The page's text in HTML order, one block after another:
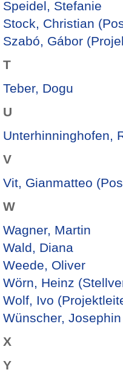
Speidel, Stefanie
Stock, Christian
Szabó, Gábor
T
Teber, Dogu
U
Unterhinninghofen,
V
Vit, Gianmatteo
W
Wagner, Martin
Wald, Diana
Weede, Oliver
Wörn, Heinz
Wolf, Ivo
Wünscher, Josephin
X
Y